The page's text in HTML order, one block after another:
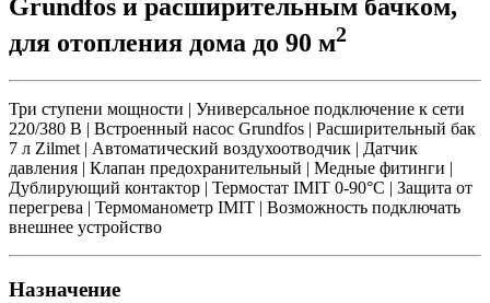
Grundfos и расширительным бачком,
для отопления дома до 90 м2
Три ступени мощности | Универсальное подключение к сети
220/380 В | Встроенный насос Grundfos | Расширительный бак
7 л Zilmet | Автоматический воздухоотводчик | Датчик
давления | Клапан предохранительный | Медные фитинги |
Дублирующий контактор | Термостат IMIT 0-90°C | Защита от
перегрева | Термоманометр IMIT | Возможность подключать
внешнее устройство
Назначение